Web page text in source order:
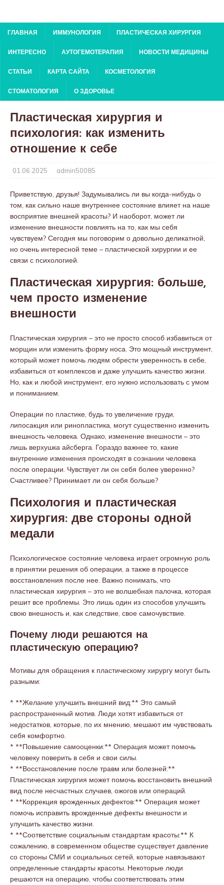
ГЛАВНАЯ ИММУНОЛОГИЯ ПЛАСТИЧЕСКАЯ ХИРУРГИЯ
ИНТЕРЕСНО АУТОГЕМОТЕРАПИЯ НОВОСТИ МЕДИЦИНЫ
СТАТЬИ КАРТА САЙТА КОСМЕТОЛОГИЯ
СТОМАТОЛОГИЯ О ЗДОРОВЬЕ
Пластическая хирургия и
психология: как изменить
отношение к себе
01.06.2025 admin50085
Приветствую, друзья! Задумывались ли вы когда-нибудь о
том, как сильно наше внутреннее состояние влияет на наше
восприятие внешней красоты? И наоборот, может ли
изменение внешности повлиять на то, как мы себя
чувствуем? Сегодня мы поговорим о довольно деликатной,
но очень интересной теме – пластической хирургии и ее
связи с психологией.
Пластическая хирургия: больше,
чем просто изменение
внешности
Пластическая хирургия – это не просто способ избавиться от
морщин или изменить форму носа. Это мощный инструмент,
который может помочь людям обрести уверенность в себе,
избавиться от комплексов и даже улучшить качество жизни.
Но, как и любой инструмент, его нужно использовать с умом
и пониманием.
Операции по пластике, будь то увеличение груди,
липосакция или ринопластика, могут существенно изменить
внешность человека. Однако, изменение внешности – это
лишь верхушка айсберга. Гораздо важнее то, какие
внутренние изменения происходят в сознании человека
после операции. Чувствует ли он себя более уверенно?
Счастливее? Принимает ли он себя больше?
Психология и пластическая
хирургия: две стороны одной
медали
Психологическое состояние человека играет огромную роль
в принятии решения об операции, а также в процессе
восстановления после нее. Важно понимать, что
пластическая хирургия – это не волшебная палочка, которая
решит все проблемы. Это лишь один из способов улучшить
свою внешность и, как следствие, свое самочувствие.
Почему люди решаются на
пластическую операцию?
Мотивы для обращения к пластическому хирургу могут быть
разными:
* **Желание улучшить внешний вид:** Это самый
распространенный мотив. Люди хотят избавиться от
недостатков, которые, по их мнению, мешают им чувствовать
себя комфортно.
* **Повышение самооценки:** Операция может помочь
человеку поверить в себя и свои силы.
* **Восстановление после травм или болезней:**
Пластическая хирургия может помочь восстановить внешний
вид после несчастных случаев, ожогов или операций.
* **Коррекция врожденных дефектов:** Операция может
помочь исправить врожденные дефекты внешности и
улучшить качество жизни.
* **Соответствие социальным стандартам красоты:** К
сожалению, в современном обществе существует давление
со стороны СМИ и социальных сетей, которые навязывают
определенные стандарты красоты. Некоторые люди
решаются на операцию, чтобы соответствовать этим